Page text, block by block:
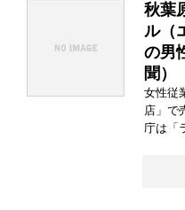
秋葉
ル（
の男
聞）
女性従
店」で
庁は「